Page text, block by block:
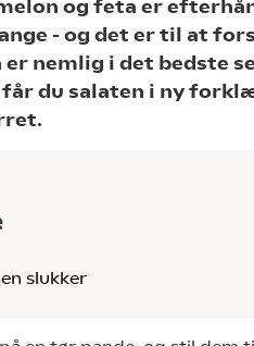
og feta er
- og det er til at
er nemlig i det bedste
får du salaten i ny
slukker